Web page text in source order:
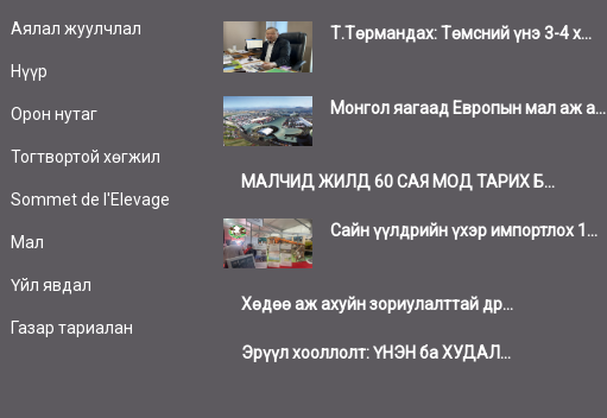
Аялал жуулчлал
Нүүр
Орон нутаг
Тогтвортой хөгжил
Sommet de l'Elevage
Мал
Үйл явдал
Газар тариалан
Т.Төрмандах: Төмсний үнэ 3-4 х...
Монгол яагаад Европын мал аж а...
МАЛЧИД ЖИЛД 60 САЯ МОД ТАРИХ Б...
Сайн үүлдрийн үхэр импортлох 1...
Хөдөө аж ахуйн зориулалттай др...
Эрүүл хооллолт: ҮНЭН ба ХУДАЛ...